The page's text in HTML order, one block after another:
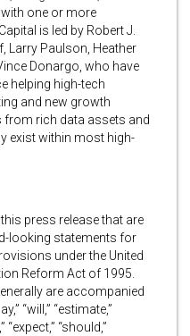
one or more
is led by Robert J.
Larry Paulson, Heather
Donargo, who have
helping high-tech
and new growth
from rich data assets and
exist within most high-
press release that are
looking statements for
under the United
Reform Act of 1995.
are accompanied
“will,” “estimate,”
“expect,” “should,”